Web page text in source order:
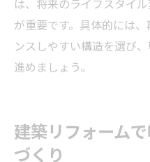
が重要です。具体的には
ンスしやすい構造を選び
進めましょう。
建築リフォーム
づくり